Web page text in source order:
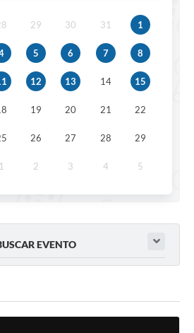
29 30 31 1
5 6 7 8
12 13 14 15
19 20 21 22
26 27 28 29
1 2 3 4 5
EVENTO